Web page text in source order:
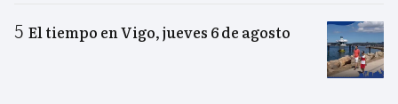
El tiempo en Vigo, jueves 6 de agosto